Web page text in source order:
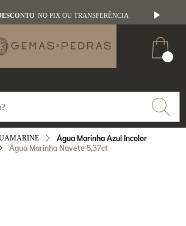
NO PIX OU TRANSFERÊNCIA
Água Marinha Azul Incolor
Água Marinha Navete 5,37ct